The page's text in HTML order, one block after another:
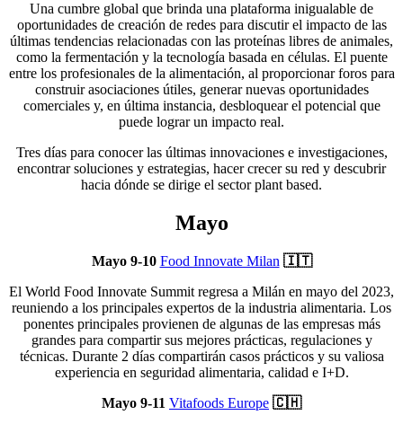
Una cumbre global que brinda una plataforma inigualable de
oportunidades de creación de redes para discutir el impacto de las
últimas tendencias relacionadas con las proteínas libres de animales,
como la fermentación y la tecnología basada en células. El puente
entre los profesionales de la alimentación, al proporcionar foros para
construir asociaciones útiles, generar nuevas oportunidades
comerciales y, en última instancia, desbloquear el potencial que
puede lograr un impacto real.
Tres días para conocer las últimas innovaciones e investigaciones,
encontrar soluciones y estrategias, hacer crecer su red y descubrir
hacia dónde se dirige el sector plant based.
Mayo
Mayo 9-10 Food Innovate Milan 🇮🇹
El World Food Innovate Summit regresa a Milán en mayo del 2023,
reuniendo a los principales expertos de la industria alimentaria. Los
ponentes principales provienen de algunas de las empresas más
grandes para compartir sus mejores prácticas, regulaciones y
técnicas. Durante 2 días compartirán casos prácticos y su valiosa
experiencia en seguridad alimentaria, calidad e I+D.
Mayo 9-11 Vitafoods Europe 🇨🇭